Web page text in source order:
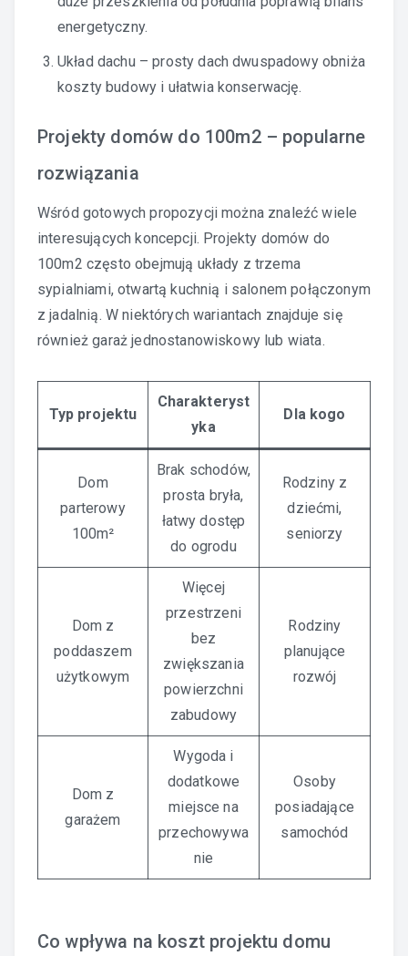
energetyczny.
Układ dachu – prosty dach dwuspadowy obniża
koszty budowy i ułatwia konserwację.
Projekty domów do 100m2 – popularne
rozwiązania
Wśród gotowych propozycji można znaleźć wiele
interesujących koncepcji. Projekty domów do
100m2 często obejmują układy z trzema
sypialniami, otwartą kuchnią i salonem połączonym
z jadalnią. W niektórych wariantach znajduje się
również garaż jednostanowiskowy lub wiata.
Typ projektu
Charakteryst
yka
Dla kogo
Dom
parterowy
100m²
Brak schodów,
prosta bryła,
łatwy dostęp
do ogrodu
Rodziny z
dziećmi,
seniorzy
Dom z
poddaszem
użytkowym
Więcej
przestrzeni
bez
zwiększania
powierzchni
zabudowy
Rodziny
planujące
rozwój
Dom z
garażem
Wygoda i
dodatkowe
miejsce na
przechowywa
nie
Osoby
posiadające
samochód
Co wpływa na koszt projektu domu